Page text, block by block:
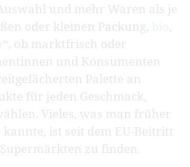
und mehr Waren als je
oder kleinen Packung, bio,
“, ob marktfrisch oder
und Konsumenten
Palette an
für jeden Geschmack,
Vieles, was man früher
ist seit dem EU-Beitritt
zu finden.